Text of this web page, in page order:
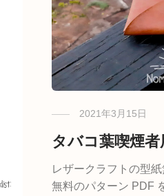
2021年3月15日
タバコ葉喫煙
レザークラフトの型紙
無料のパターン PDF